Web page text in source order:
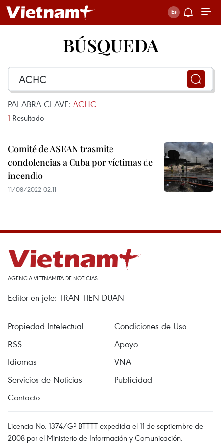
BÚSQUEDA
PALABRA CLAVE: ACHC
1 Resultado
Comité de ASEAN trasmite
condolencias a Cuba por víctimas de
incendio
11/08/2022 02:11
AGENCIA VIETNAMITA DE NOTICIAS
Editor en jefe: TRAN TIEN DUAN
Propiedad Intelectual
Condiciones de Uso
RSS
Apoyo
Idiomas
VNA
Servicios de Noticias
Publicidad
Contacto
Licencia No. 1374/GP-BTTTT expedida el 11 de septiembre de
2008 por el Ministerio de Información y Comunicación.